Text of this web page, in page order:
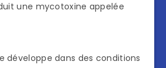
une mycotoxine appelée
développe dans des conditions